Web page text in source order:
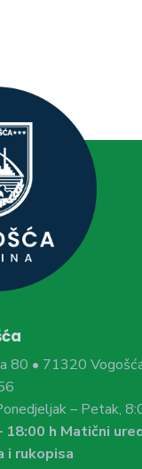
80 • 71320
– Petak,
18:00 h Matični
i rukopisa